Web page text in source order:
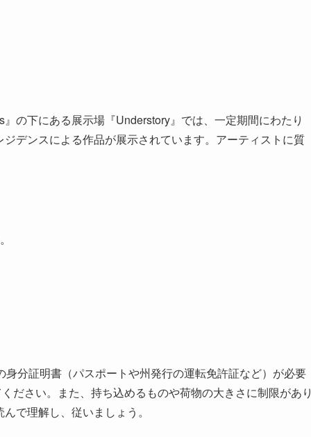
の下にある展示場『Understory』では、一定期間にわたり
デンスによる作品が展示されています。アーティストに質
分証明書（パスポートや州発行の運転免許証など）が必要
ださい。また、持ち込めるものや荷物の大きさに制限があり
で理解し、従いましょう。